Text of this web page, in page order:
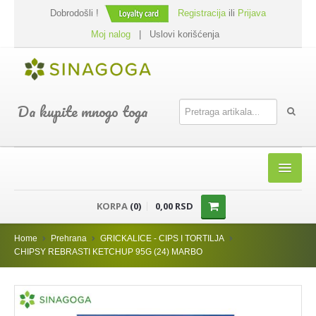
Dobrodošli ! Registracijaili Prijava
Moj nalog
Uslovi korišćenja
Da kupite mnogo toga
SHOP
PREHRANA
DODACI JELIMA
KORPA (0) 0,00 RSD
Home Prehrana
GRICKALICE - CIPS I TORTILJA
CHIPSY REBRASTI KETCHUP 95G (24) MARBO